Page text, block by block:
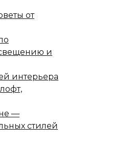
от
и
интерьера
—
стилей